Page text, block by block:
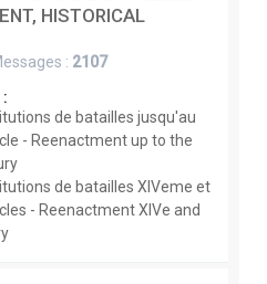
HISTORICAL
: 2107
de batailles jusqu'au
- Reenactment up to the
de batailles XIVeme et
- Reenactment XIVe and